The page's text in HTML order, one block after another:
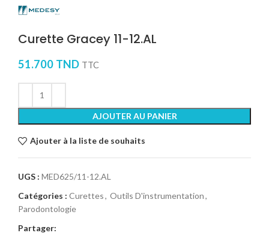
Curette Gracey 11-12.AL
51.700 TND TTC
AJOUTER AU PANIER
Ajouter à la liste de souhaits
UGS : MED625/11-12.AL
Catégories : Curettes, Outils D'instrumentation,
Parodontologie
Partager: